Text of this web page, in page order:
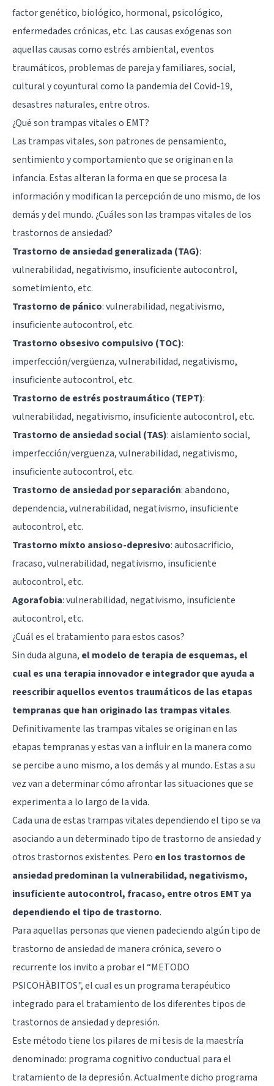
factor genético, biológico, hormonal, psicológico,
enfermedades crónicas, etc. Las causas exógenas son
aquellas causas como estrés ambiental, eventos
traumáticos, problemas de pareja y familiares, social,
cultural y coyuntural como la pandemia del Covid-19,
desastres naturales, entre otros.
¿Qué son trampas vitales o EMT?
Las trampas vitales, son patrones de pensamiento,
sentimiento y comportamiento que se originan en la
infancia. Estas alteran la forma en que se procesa la
información y modifican la percepción de uno mismo, de los
demás y del mundo. ¿Cuáles son las trampas vitales de los
trastornos de ansiedad?
Trastorno de ansiedad generalizada (TAG):
vulnerabilidad, negativismo, insuficiente autocontrol,
sometimiento, etc.
Trastorno de pánico: vulnerabilidad, negativismo,
insuficiente autocontrol, etc.
Trastorno obsesivo compulsivo (TOC):
imperfección/vergüenza, vulnerabilidad, negativismo,
insuficiente autocontrol, etc.
Trastorno de estrés postraumático (TEPT):
vulnerabilidad, negativismo, insuficiente autocontrol, etc.
Trastorno de ansiedad social (TAS): aislamiento social,
imperfección/vergüenza, vulnerabilidad, negativismo,
insuficiente autocontrol, etc.
Trastorno de ansiedad por separación: abandono,
dependencia, vulnerabilidad, negativismo, insuficiente
autocontrol, etc.
Trastorno mixto ansioso-depresivo: autosacrificio,
fracaso, vulnerabilidad, negativismo, insuficiente
autocontrol, etc.
Agorafobia: vulnerabilidad, negativismo, insuficiente
autocontrol, etc.
¿Cuál es el tratamiento para estos casos?
Sin duda alguna, el modelo de terapia de esquemas, el
cual es una terapia innovador e integrador que ayuda a
reescribir aquellos eventos traumáticos de las etapas
tempranas que han originado las trampas vitales.
Definitivamente las trampas vitales se originan en las
etapas tempranas y estas van a influir en la manera como
se percibe a uno mismo, a los demás y al mundo. Estas a su
vez van a determinar cómo afrontar las situaciones que se
experimenta a lo largo de la vida.
Cada una de estas trampas vitales dependiendo el tipo se va
asociando a un determinado tipo de trastorno de ansiedad y
otros trastornos existentes. Pero en los trastornos de
ansiedad predominan la vulnerabilidad, negativismo,
insuficiente autocontrol, fracaso, entre otros EMT ya
dependiendo el tipo de trastorno.
Para aquellas personas que vienen padeciendo algún tipo de
trastorno de ansiedad de manera crónica, severo o
recurrente los invito a probar el “METODO
PSICOHÀBITOS", el cual es un programa terapéutico
integrado para el tratamiento de los diferentes tipos de
trastornos de ansiedad y depresión.
Este método tiene los pilares de mi tesis de la maestría
denominado: programa cognitivo conductual para el
tratamiento de la depresión. Actualmente dicho programa